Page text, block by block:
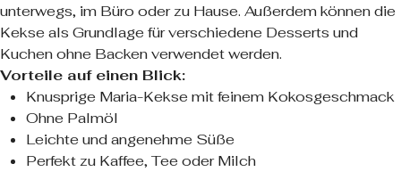
unterwegs, im Büro oder zu Hause. Außerdem können die
Kekse als Grundlage für verschiedene Desserts und
Kuchen ohne Backen verwendet werden.
Vorteile auf einen Blick:
Knusprige Maria-Kekse mit feinem Kokosgeschmack
Ohne Palmöl
Leichte und angenehme Süße
Perfekt zu Kaffee, Tee oder Milch